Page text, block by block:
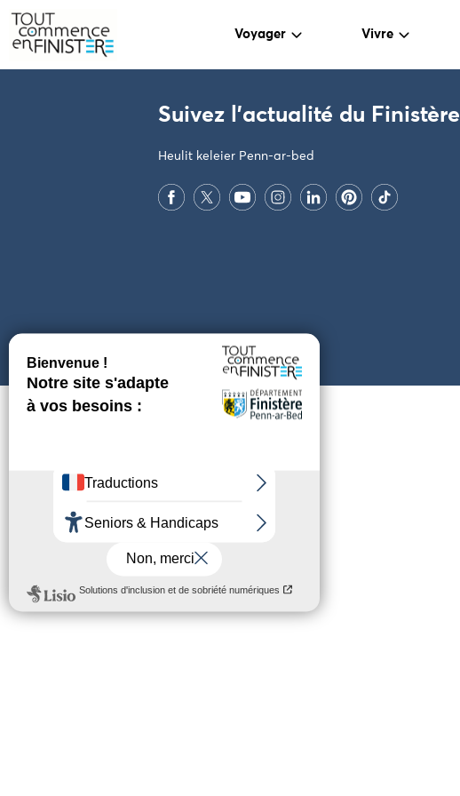
Voyager Vivre
PARAMÈTRES DES COOKIES
Suivez l'actualité du Finistère
Heulit keleier Penn-ar-bed